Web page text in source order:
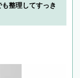
も整理してすっき